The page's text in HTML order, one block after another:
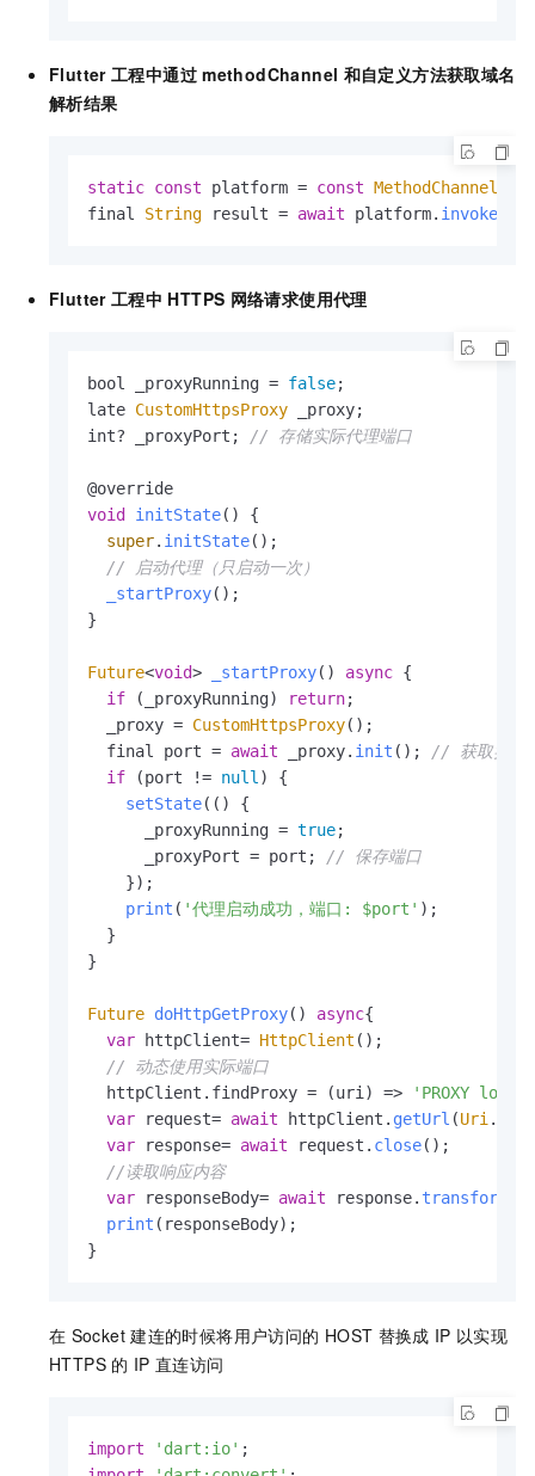
Flutter 工程中通过 methodChannel 和自定义方法获取域名
解析结果
static const platform = const MethodChannel
final String result = await platform.
Flutter 工程中 HTTPS 网络请求使用代理
bool _proxyRunning = false;
late CustomHttpsProxy _proxy;
int? _proxyPort;
// 存储实际代理端口
void
initState( ) {
super. initState();
// 启动代理（只启动一次）
_startProxy();
}
Future<void> _startProxy() async {
if (_proxyRunning) return;
  _proxy =
CustomHttpsProxy();
  final port =
await _proxy. init ();
// 获取实际
if (port != null ) {
setState(() {
      _proxyRunning =
true;
      _proxyPort = port;
// 保存端口
    });
print ( '代理启动成功，端口: $port' );
  }
}
Future doHttpGetProxy() async{
var httpClient= HttpClient ();
// 动态使用实际端口
  httpClient.
findProxy = (uri ) =>
'PROXY
var request= await httpClient. getUrl (Uri .
var response= await request. close();
//读取响应内容
var responseBody= await response. transform
print (responseBody);
}
在 Socket 建连的时候将用户访问的 HOST 替换成 IP 以实现
HTTPS 的 IP 直连访问
import 'dart:io'